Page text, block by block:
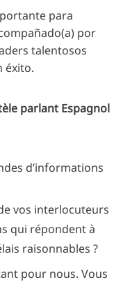
para
por
talentosos
éxito.
parlant Espagnol
d’informations
vos interlocuteurs
qui répondent à
raisonnables ?
pour nous. Vous